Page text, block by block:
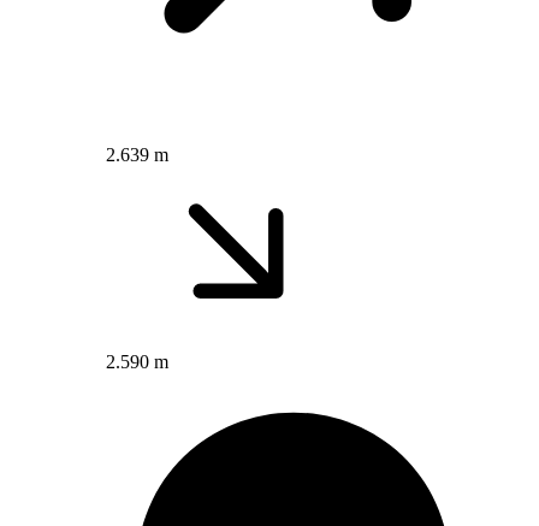
2.639 m
2.590 m